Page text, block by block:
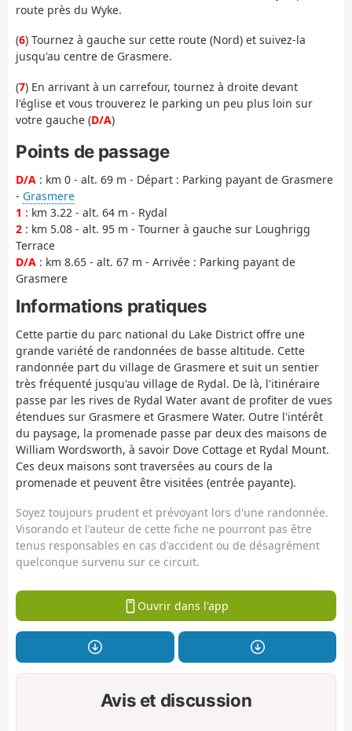
route près du Wyke.
(6) Tournez à gauche sur cette route (Nord) et suivez-la
jusqu'au centre de Grasmere.
(7) En arrivant à un carrefour, tournez à droite devant
l'église et vous trouverez le parking un peu plus loin sur
votre gauche (D/A)
Points de passage
D/A : km 0 - alt. 69 m - Départ : Parking payant de Grasmere
- Grasmere
1 : km 3.22 - alt. 64 m - Rydal
2 : km 5.08 - alt. 95 m - Tourner à gauche sur Loughrigg
Terrace
D/A : km 8.65 - alt. 67 m - Arrivée : Parking payant de
Grasmere
Informations pratiques
Cette partie du parc national du Lake District offre une
grande variété de randonnées de basse altitude. Cette
randonnée part du village de Grasmere et suit un sentier
très fréquenté jusqu'au village de Rydal. De là, l'itinéraire
passe par les rives de Rydal Water avant de profiter de vues
étendues sur Grasmere et Grasmere Water. Outre l'intérêt
du paysage, la promenade passe par deux des maisons de
William Wordsworth, à savoir Dove Cottage et Rydal Mount.
Ces deux maisons sont traversées au cours de la
promenade et peuvent être visitées (entrée payante).
Soyez toujours prudent et prévoyant lors d'une randonnée.
Visorando et l'auteur de cette fiche ne pourront pas être
tenus responsables en cas d'accident ou de désagrément
quelconque survenu sur ce circuit.
Ouvrir dans l'app
Avis et discussion